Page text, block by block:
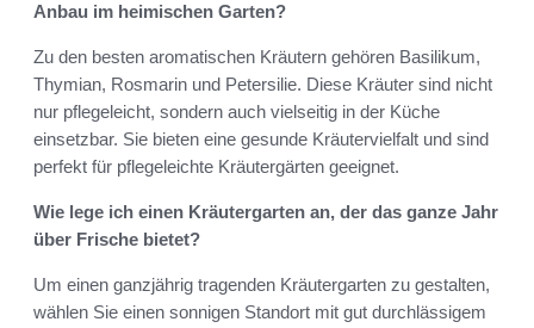
Anbau im heimischen Garten?
Zu den besten aromatischen Kräutern gehören Basilikum,
Thymian, Rosmarin und Petersilie. Diese Kräuter sind nicht
nur pflegeleicht, sondern auch vielseitig in der Küche
einsetzbar. Sie bieten eine gesunde Kräutervielfalt und sind
perfekt für pflegeleichte Kräutergärten geeignet.
Wie lege ich einen Kräutergarten an, der das ganze Jahr
über Frische bietet?
Um einen ganzjährig tragenden Kräutergarten zu gestalten,
wählen Sie einen sonnigen Standort mit gut durchlässigem